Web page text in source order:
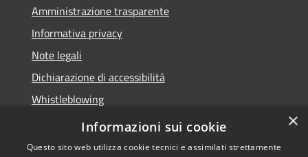
Amministrazione trasparente
Informativa privacy
Note legali
Dichiarazione di accessibilità
Whistleblowing
Piano di miglioramento dei servizi
×
Informazioni sui cookie
Questo sito web utilizza cookie tecnici e assimilati strettamente